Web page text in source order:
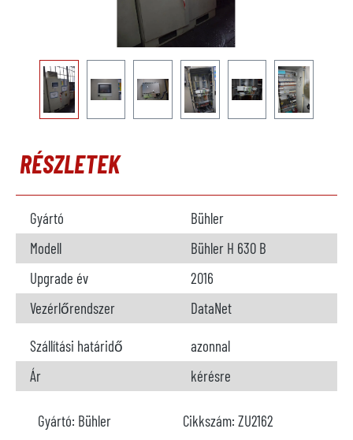
RÉSZLETEK
Gyártó
Bühler
Modell
Bühler H 630 B
Upgrade év
2016
Vezérlőrendszer
DataNet
Szállítási határidő
azonnal
Ár
kérésre
Gyártó: Bühler Cikkszám: ZU2162